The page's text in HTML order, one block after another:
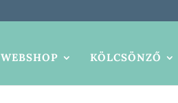
WEBSHOP KÖLCSÖNZŐ